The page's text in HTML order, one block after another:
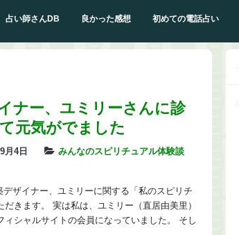
占い師さんDB 良かった感想 初めての電話占い
ナー、ユミリーさんに診
元気がでました
月4日
みんなのスピリチュアル体験談
ザイナー、ユミリーに関する「私のスピリチ
きます。 実は私は、ユミリー（直居由美里）
シャルサイトの会員になっていました。 そし